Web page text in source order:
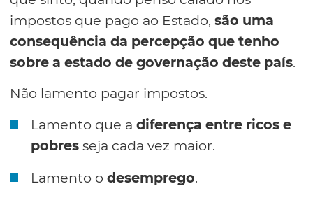
impostos que pago ao Estado, são uma
consequência da percepção que tenho
sobre a estado de governação deste país.
Não lamento pagar impostos.
Lamento que a diferença entre ricos e
pobres seja cada vez maior.
Lamento o desemprego.